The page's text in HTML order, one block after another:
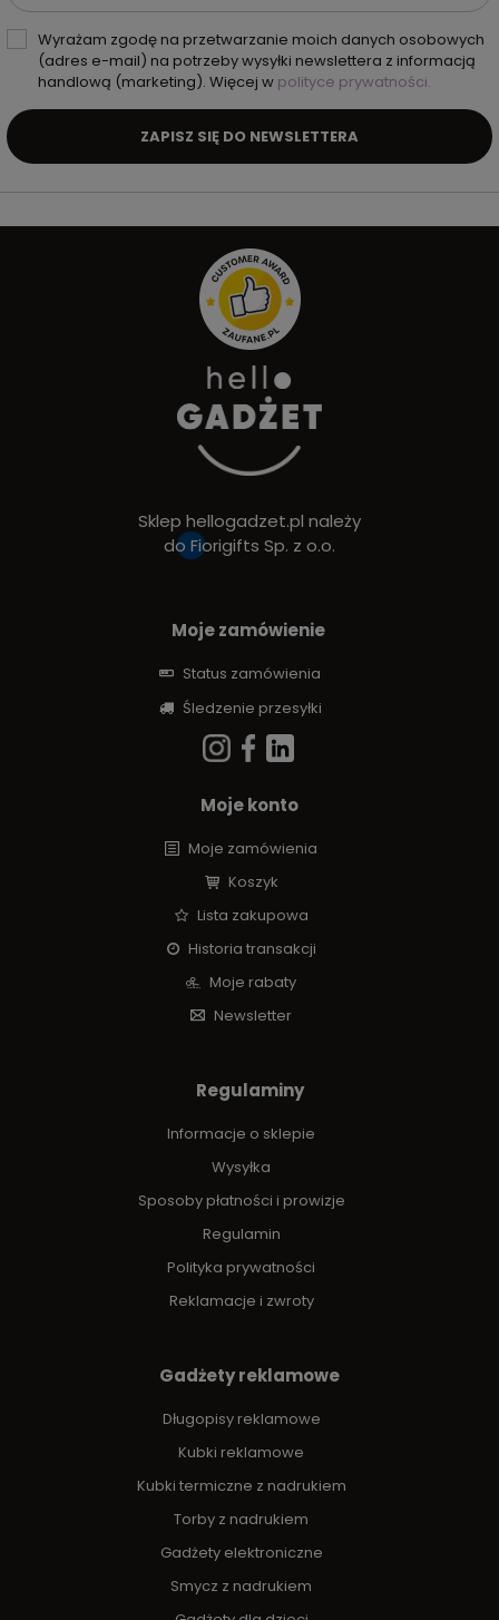
Wyrażam zgodę na przetwarzanie moich danych osobowych
(adres e-mail) na potrzeby wysyłki newslettera z informacją
handlową (marketing). Więcej w polityce prywatności.
ZAPISZ SIĘ DO NEWSLETTERA
Sklep hellogadzet.pl należy
do Fiorigifts Sp. z o.o.
Moje zamówienie
Status zamówienia
Śledzenie przesyłki
Moje konto
Moje zamówienia
Koszyk
Lista zakupowa
Historia transakcji
Moje rabaty
Newsletter
Regulaminy
Informacje o sklepie
Wysyłka
Sposoby płatności i prowizje
Regulamin
Polityka prywatności
Reklamacje i zwroty
Gadżety reklamowe
Długopisy reklamowe
Kubki reklamowe
Kubki termiczne z nadrukiem
Torby z nadrukiem
Gadżety elektroniczne
Smycz z nadrukiem